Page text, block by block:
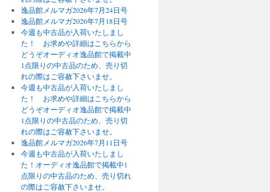
逸品館メルマガ2026年7月24日号
逸品館メルマガ2026年7月18日号
今週も中古品が入荷いたしまし
た！ お求めや詳細はこちらから
どうぞオーディオ逸品館で掲載中
1点限りの中古品のため、売り切
れの際はご容赦下さいませ。
今週も中古品が入荷いたしまし
た！ お求めや詳細はこちらから
どうぞオーディオ逸品館で掲載中
1点限りの中古品のため、売り切
れの際はご容赦下さいませ。
逸品館メルマガ2026年7月11日号
今週も中古品が入荷いたしまし
た！オーディオ逸品館で掲載中1
点限りの中古品のため、売り切れ
の際はご容赦下さいませ。